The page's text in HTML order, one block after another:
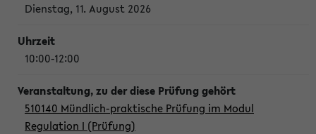
Dienstag, 11. August 2026
10:00-12:00
510140 Mündlich-praktische Prüfung im Modul
Regulation I (Prüfung)